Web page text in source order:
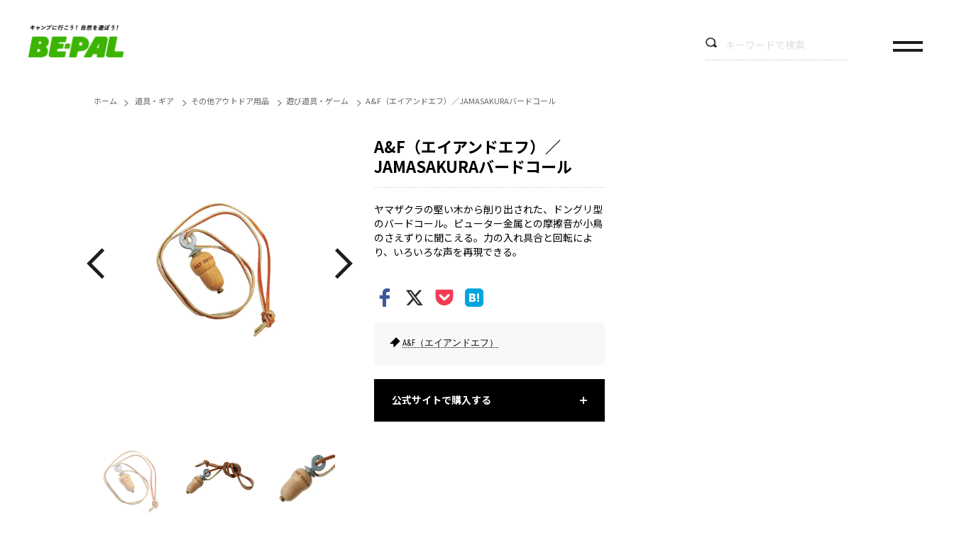
ホーム 道具・ギア その他アウトドア用品 遊び道具・ゲーム A&F（エイアンドエフ）／JAMASAKURAバードコール
コンパクトにどこにでも持ち歩けるのがうれしい。
A&F（エイアンドエフ）／
JAMASAKURAバードコール
ヤマザクラの堅い木から削り出された、ドングリ型
のバードコール。ピューター金属との摩擦音が小鳥
のさえずりに聞こえる。力の入れ具合と回転によ
り、いろいろな声を再現できる。
A&F（エイアンドエフ）
公式サイトで購入する